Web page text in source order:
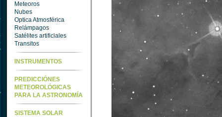
Meteoros
Nubes
Optica Atmosférica
Relámpagos
Satélites artificiales
Transitos
INSTRUMENTOS
PREDICCIÓNES
METEOROLÓGICAS
PARA LA ASTRONOMÍA
SISTEMA SOLAR